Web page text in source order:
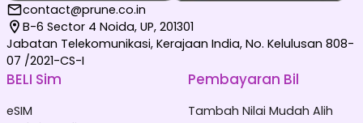
contact@prune.co.in
B-6 Sector 4 Noida, UP, 201301
Jabatan Telekomunikasi, Kerajaan India, No. Kelulusan 808-
07 /2021-CS-I
BELI Sim
eSIM
Pembayaran Bil
Tambah Nilai Mudah Alih